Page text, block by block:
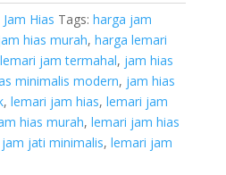
Jam Hias Tags: harga jam
hias murah, harga lemari
jam termahal, jam hias
minimalis modern, jam hias
, lemari jam hias, lemari jam
hias murah, lemari jam hias
jati minimalis, lemari jam